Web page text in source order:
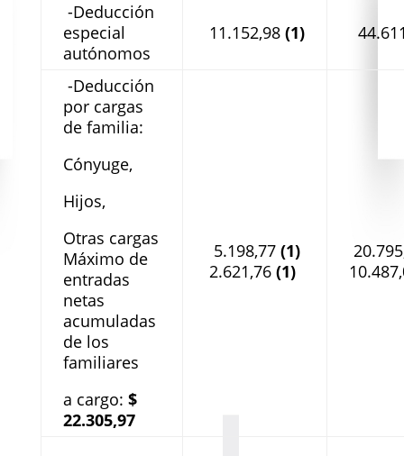
-Deducción
especial
autónomos
11.152,98 (1)
-Deducción
por cargas
de familia:
Cónyuge,
Hijos,
Otras cargas
Máximo de
entradas
netas
acumuladas
de los
familiares
a cargo: $
22.305,97
5.198,77 (1)
2.621,76 (1)